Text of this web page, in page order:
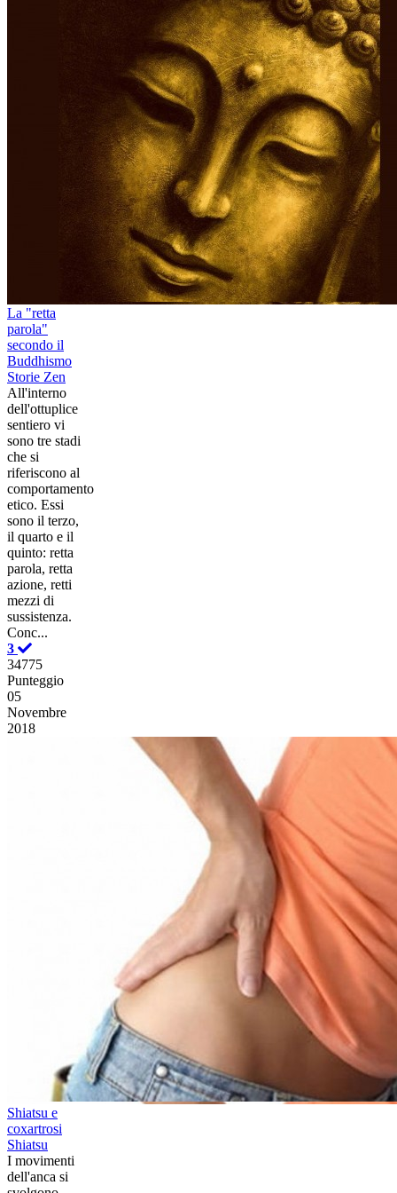
La "retta
parola"
secondo il
Buddhismo
Storie Zen
All'interno
dell'ottuplice
sentiero vi
sono tre stadi
che si
riferiscono al
comportamento
etico. Essi
sono il terzo,
il quarto e il
quinto: retta
parola, retta
azione, retti
mezzi di
sussistenza.
Conc...
3
34775
Punteggio
05
Novembre
2018
Shiatsu e
coxartrosi
Shiatsu
​I movimenti
dell'anca si